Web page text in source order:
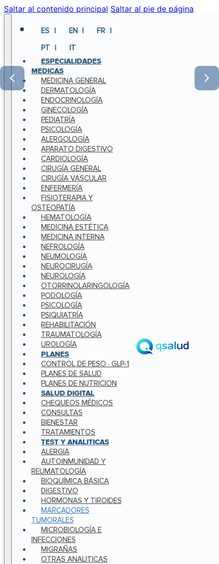
Saltar al contenido principal Saltar al pie de página
ES EN
FR
PT
IT
ESPECIALIDADES
MEDICAS
MEDICINA GENERAL
DERMATOLOGÍA
ENDOCRINOLOGÍA
GINECOLOGÍA
PEDIATRÍA
PSICOLOGÍA
ALERGOLOGÍA
APARATO DIGESTIVO
CARDIOLOGÍA
CIRUGÍA GENERAL
CIRUGÍA VASCULAR
ENFERMERÍA
FISIOTERAPIA Y
OSTEOPATÍA
HEMATOLOGÍA
MEDICINA ESTÉTICA
MEDICINA INTERNA
NEFROLOGÍA
NEUMOLOGÍA
NEUROCIRUGÍA
NEUROLOGÍA
OTORRINOLARINGOLOGÍA
PODOLOGÍA
PSICOLOGÍA
PSIQUIATRÍA
REHABILITACIÓN
TRAUMATOLOGÍA
UROLOGÍA
PLANES
CONTROL DE PESO · GLP-1
PLANES DE SALUD
PLANES DE NUTRICION
SALUD DIGITAL
CHEQUEOS MÉDICOS
CONSULTAS
BIENESTAR
TRATAMIENTOS
TEST Y ANALITICAS
ALERGIA
AUTOINMUNIDAD Y
REUMATOLOGÍA
BIOQUÍMICA BÁSICA
DIGESTIVO
HORMONAS Y TIROIDES
MARCADORES
TUMORALES
MICROBIOLOGÍA E
INFECCIONES
MIGRAÑAS
OTRAS ANALITICAS